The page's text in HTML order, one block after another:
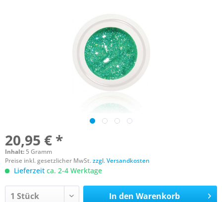
20,95 € *
Inhalt: 5 Gramm
Preise inkl. gesetzlicher MwSt.zzgl. Versandkosten
Lieferzeit ca. 2-4 Werktage
In den Warenkorb